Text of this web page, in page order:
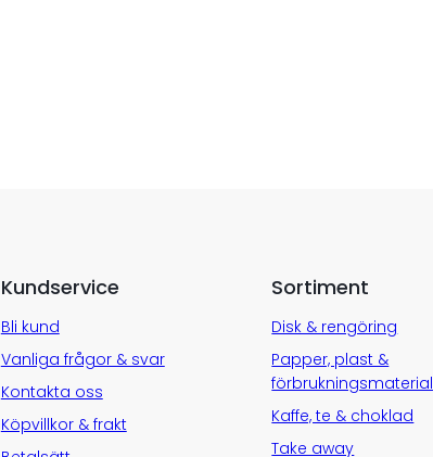
Kundservice
Bli kund
Vanliga frågor & svar
Kontakta oss
Köpvillkor & frakt
Sortiment
Disk & rengöring
Papper, plast &
förbrukningsmaterial
Kaffe, te & choklad
Take away